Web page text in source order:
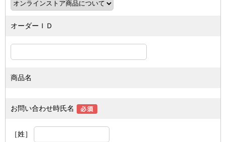
オーダーＩＤ
商品名
お問い合わせ時氏名
［姓］